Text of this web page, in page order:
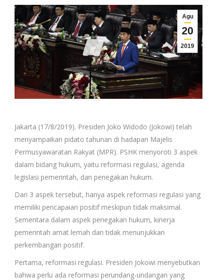
Agu
20
2019
Jakarta (17/8/2019). Presiden Joko Widodo (Jokowi) telah
menyampaikan pidato tahunan di hadapan Majelis
Permusyawaratan Rakyat (MPR). PSHK menyoroti 3 aspek
dalam bidang hukum, yaitu reformasi regulasi, agenda
legislasi pemerintah, dan penegakan hukum.
Dari 3 aspek tersebut, hanya aspek reformasi regulasi yang
memiliki pencapaian positif meskipun tidak maksimal.
Sementara dalam aspek penegakan hukum, kinerja
pemerintah amat lemah dan tidak menunjukkan
perkembangan positif.
Pertama, reformasi regulasi. Presiden Jokowi menyebutkan
bahwa perlu ada reformasi perundang-undangan yang